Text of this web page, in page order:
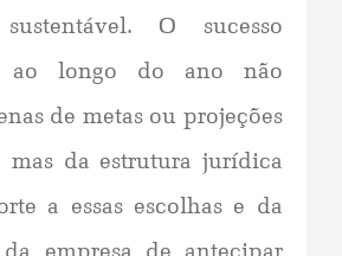
O sucesso
ao longo do ano não
de metas ou projeções
mas da estrutura jurídica
a essas escolhas e da
da empresa de antecipar